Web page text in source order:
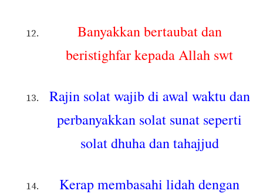
Banyakkan bertaubat dan
beristighfar kepada Allah swt
Rajin solat wajib di awal waktu dan
perbanyakkan solat sunat seperti
solat dhuha dan tahajjud
Kerap membasahi lidah dengan